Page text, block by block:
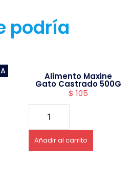
podría
Alimento Maxine
Gato Castrado 500G
$ 105
Añadir al carrito